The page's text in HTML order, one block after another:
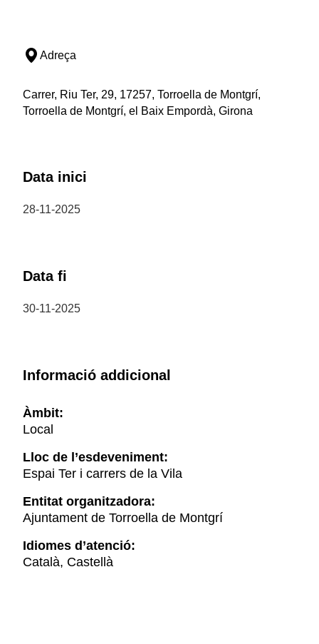
Adreça
Carrer, Riu Ter, 29, 17257, Torroella de Montgrí,
Torroella de Montgrí, el Baix Empordà, Girona
Data inici
28-11-2025
Data fi
30-11-2025
Informació addicional
Àmbit:
Local
Lloc de l’esdeveniment:
Espai Ter i carrers de la Vila
Entitat organitzadora:
Ajuntament de Torroella de Montgrí
Idiomes d’atenció:
Català, Castellà